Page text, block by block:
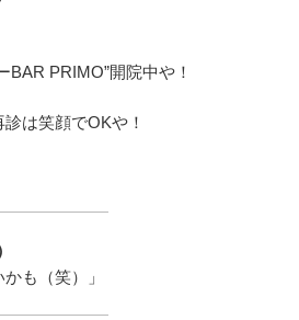
BAR PRIMO”開院中や！
は笑顔でOKや！
も（笑）」